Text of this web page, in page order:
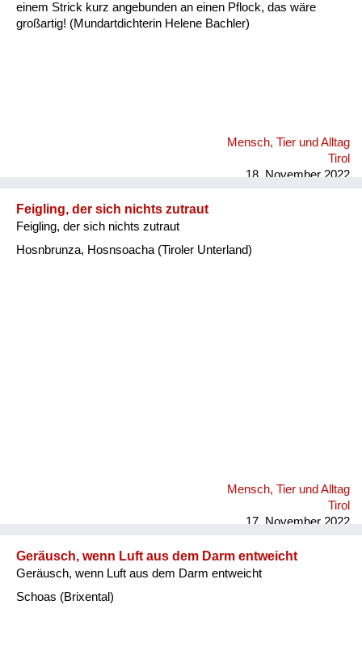
einem Strick kurz angebunden an einen Pflock, das wäre
großartig! (Mundartdichterin Helene Bachler)
Mensch, Tier und Alltag
Tirol
18. November 2022
Feigling, der sich nichts zutraut
Feigling, der sich nichts zutraut
Hosnbrunza, Hosnsoacha (Tiroler Unterland)
Mensch, Tier und Alltag
Tirol
17. November 2022
Geräusch, wenn Luft aus dem Darm entweicht
Geräusch, wenn Luft aus dem Darm entweicht
Schoas (Brixental)